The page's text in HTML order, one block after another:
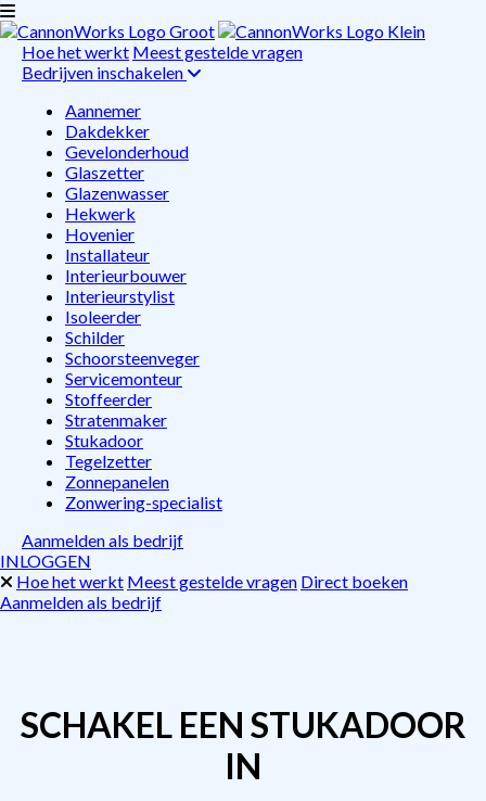
Hoe het werkt Meest gestelde vragen
Bedrijven inschakelen
Aannemer
Dakdekker
Gevelonderhoud
Glaszetter
Glazenwasser
Hekwerk
Hovenier
Installateur
Interieurbouwer
Interieurstylist
Isoleerder
Schilder
Schoorsteenveger
Servicemonteur
Stoffeerder
Stratenmaker
Stukadoor
Tegelzetter
Zonnepanelen
Zonwering-specialist
Aanmelden als bedrijf
INLOGGEN
Hoe het werkt Meest gestelde vragen Direct boeken
Aanmelden als bedrijf
SCHAKEL EEN STUKADOOR
IN